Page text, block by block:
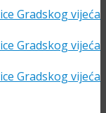
Gradskog vijeća
Gradskog vijeća
Gradskog vijeća